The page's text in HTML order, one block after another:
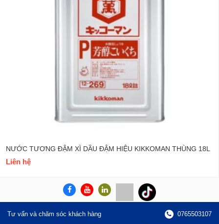
NƯỚC TƯƠNG ĐẬM XÌ DẦU ĐẬM HIỆU KIKKOMAN THÙNG 18L
Liên hệ
Tư vấn và chăm sóc khách hàng 0765503107